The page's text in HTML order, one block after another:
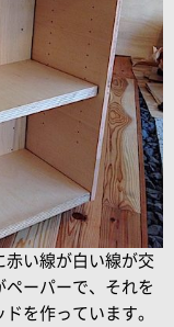
赤い線が白い線が交
ーパーで、それを
を作っています。